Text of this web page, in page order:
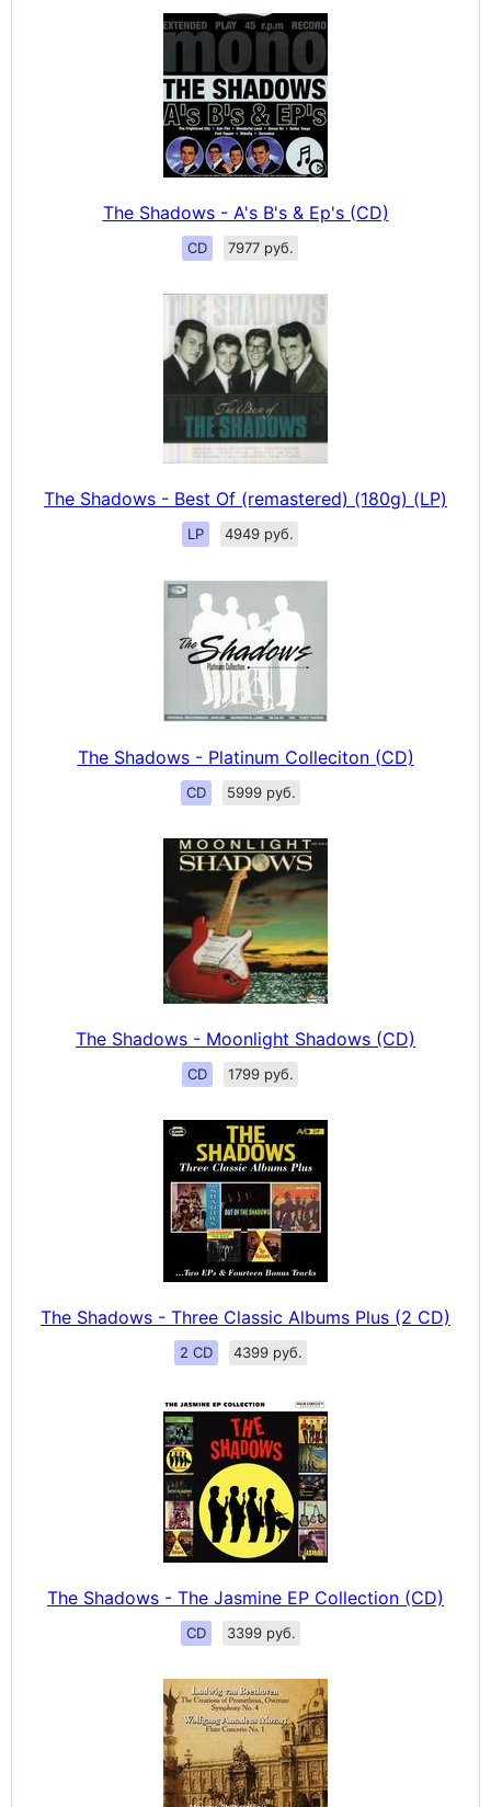
The Shadows - A's B's & Ep's (CD)
CD 7977 руб.
The Shadows - Best Of (remastered) (180g) (LP)
LP 4949 руб.
The Shadows - Platinum Colleciton (CD)
CD 5999 руб.
The Shadows - Moonlight Shadows (CD)
CD 1799 руб.
The Shadows - Three Classic Albums Plus (2 CD)
2 CD 4399 руб.
The Shadows - The Jasmine EP Collection (CD)
CD 3399 руб.